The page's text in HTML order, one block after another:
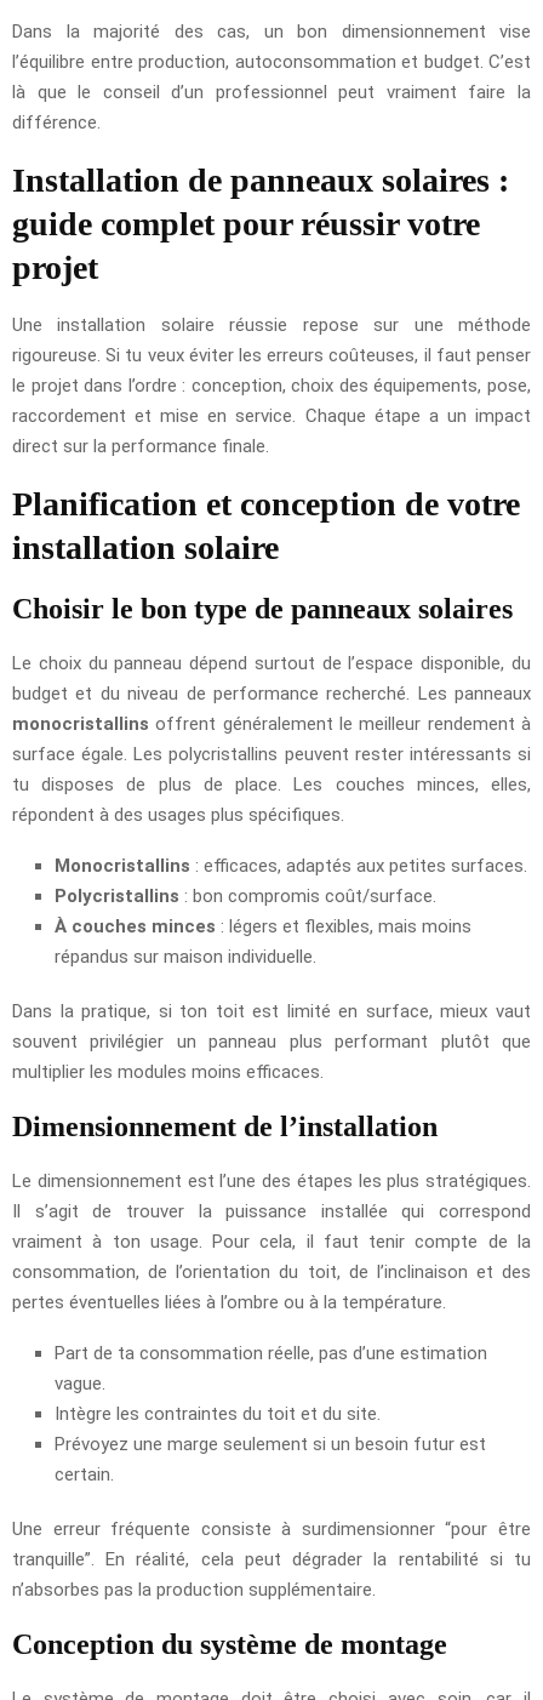
Dans la majorité des cas, un bon dimensionnement vise
l’équilibre entre production, autoconsommation et budget. C’est
là que le conseil d’un professionnel peut vraiment faire la
différence.
Installation de panneaux solaires :
guide complet pour réussir votre
projet
Une installation solaire réussie repose sur une méthode
rigoureuse. Si tu veux éviter les erreurs coûteuses, il faut penser
le projet dans l’ordre : conception, choix des équipements, pose,
raccordement et mise en service. Chaque étape a un impact
direct sur la performance finale.
Planification et conception de votre
installation solaire
Choisir le bon type de panneaux solaires
Le choix du panneau dépend surtout de l’espace disponible, du
budget et du niveau de performance recherché. Les panneaux
monocristallins offrent généralement le meilleur rendement à
surface égale. Les polycristallins peuvent rester intéressants si
tu disposes de plus de place. Les couches minces, elles,
répondent à des usages plus spécifiques.
Monocristallins : efficaces, adaptés aux petites surfaces.
Polycristallins : bon compromis coût/surface.
À couches minces : légers et flexibles, mais moins
répandus sur maison individuelle.
Dans la pratique, si ton toit est limité en surface, mieux vaut
souvent privilégier un panneau plus performant plutôt que
multiplier les modules moins efficaces.
Dimensionnement de l’installation
Le dimensionnement est l’une des étapes les plus stratégiques.
Il s’agit de trouver la puissance installée qui correspond
vraiment à ton usage. Pour cela, il faut tenir compte de la
consommation, de l’orientation du toit, de l’inclinaison et des
pertes éventuelles liées à l’ombre ou à la température.
Part de ta consommation réelle, pas d’une estimation
vague.
Intègre les contraintes du toit et du site.
Prévoyez une marge seulement si un besoin futur est
certain.
Une erreur fréquente consiste à surdimensionner “pour être
tranquille”. En réalité, cela peut dégrader la rentabilité si tu
n’absorbes pas la production supplémentaire.
Conception du système de montage